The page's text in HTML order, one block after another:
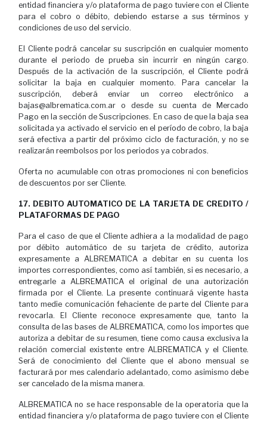
entidad financiera y/o plataforma de pago tuviere con el Cliente
para el cobro o débito, debiendo estarse a sus términos y
condiciones de uso del servicio.
El Cliente podrá cancelar su suscripción en cualquier momento
durante el periodo de prueba sin incurrir en ningún cargo.
Después de la activación de la suscripción, el Cliente podrá
solicitar la baja en cualquier momento. Para cancelar la
suscripción, deberá enviar un correo electrónico a
bajas@albrematica.com.ar o desde su cuenta de Mercado
Pago en la sección de Suscripciones. En caso de que la baja sea
solicitada ya activado el servicio en el período de cobro, la baja
será efectiva a partir del próximo ciclo de facturación, y no se
realizarán reembolsos por los periodos ya cobrados.
Oferta no acumulable con otras promociones ni con beneficios
de descuentos por ser Cliente.
17. DEBITO AUTOMATICO DE LA TARJETA DE CREDITO /
PLATAFORMAS DE PAGO
Para el caso de que el Cliente adhiera a la modalidad de pago
por débito automático de su tarjeta de crédito, autoriza
expresamente a ALBREMATICA a debitar en su cuenta los
importes correspondientes, como así también, si es necesario, a
entregarle a ALBREMATICA el original de una autorización
firmada por el Cliente. La presente continuará vigente hasta
tanto medie comunicación fehaciente de parte del Cliente para
revocarla. El Cliente reconoce expresamente que, tanto la
consulta de las bases de ALBREMATICA, como los importes que
autoriza a debitar de su resumen, tiene como causa exclusiva la
relación comercial existente entre ALBREMATICA y el Cliente.
Será de conocimiento del Cliente que el abono mensual se
facturará por mes calendario adelantado, como asimismo debe
ser cancelado de la misma manera.
ALBREMATICA no se hace responsable de la operatoria que la
entidad financiera y/o plataforma de pago tuviere con el Cliente